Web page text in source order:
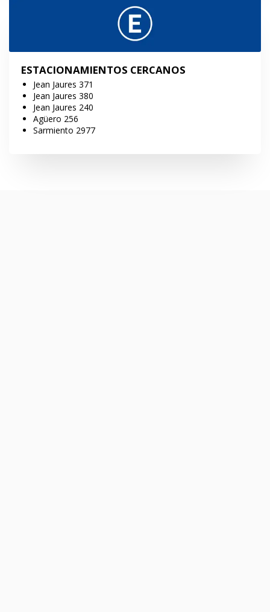
ESTACIONAMIENTOS CERCANOS
Jean Jaures 371
Jean Jaures 380
Jean Jaures 240
Agüero 256
Sarmiento 2977